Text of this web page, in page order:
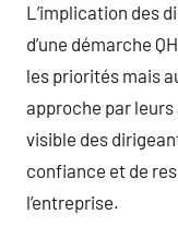
L’implication des
d’une démarche
les priorités mais
approche par
visible des
confiance et de
l’entreprise.